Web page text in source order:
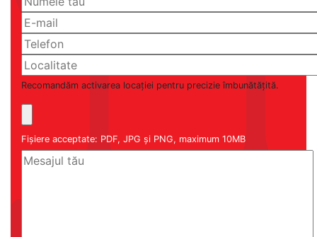
Recomandăm activarea locației pentru precizie îmbunătățită.
Fișiere acceptate: PDF, JPG și PNG, maximum 10MB